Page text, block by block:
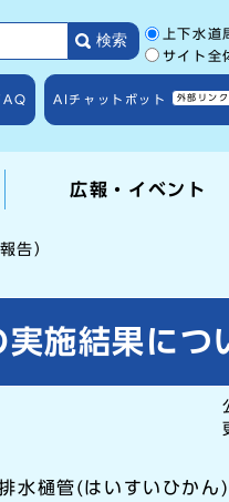
検索 サイト内
上下水道
サイト全
AIチャットボット 外部リンク
広報・イベント
告）
施結果につ
樋管(はいすいひかん)